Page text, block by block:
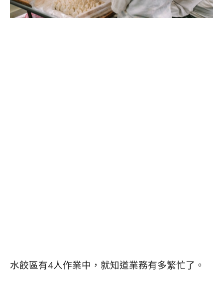
水餃區有4人作業中，就知道業務有多繁忙了。